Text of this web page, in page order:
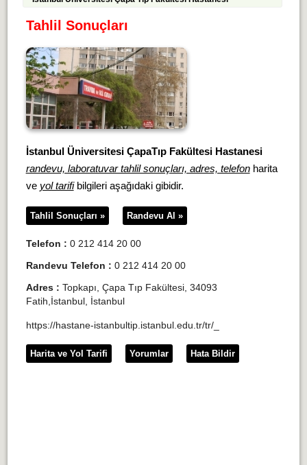
Tahlil Sonuçları
İstanbul Üniversitesi ÇapaTıp Fakültesi Hastanesi
randevu, laboratuvar tahlil sonuçları, adres, telefonharita
ve yol tarifibilgileri aşağıdaki gibidir.
Tahlil Sonuçları » Randevu Al »
Telefon : 0 212 414 20 00
Randevu Telefon : 0 212 414 20 00
Adres : Topkapı, Çapa Tıp Fakültesi, 34093
Fatih,İstanbul, İstanbul
https://hastane-istanbultip.istanbul.edu.tr/tr/_
Harita ve Yol Tarifi Yorumlar Hata Bildir